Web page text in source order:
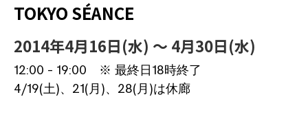
TOKYO SÉANCE
2014年4月16日(水) 〜 4月30日(水)
12:00 – 19:00 ※ 最終日18時終了
4/19(土)、21(月)、28(月)は休廊